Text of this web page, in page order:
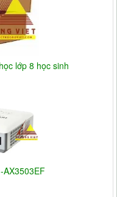
lớp 8 học sinh
AX3503EF